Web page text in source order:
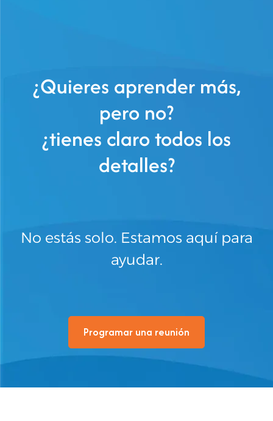
¿Quieres aprender más,
pero no?
¿tienes claro todos los
detalles?
No estás solo. Estamos aquí para
ayudar.
Programar una reunión